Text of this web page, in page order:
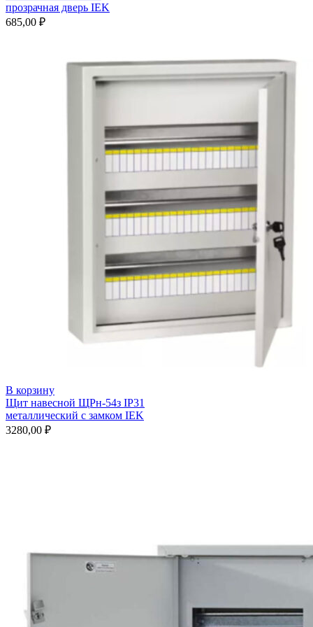
прозрачная дверь IEK
685,00 ₽
В корзину
Щит навесной ЩРн-54з IP31
металлический с замком IEK
3280,00 ₽